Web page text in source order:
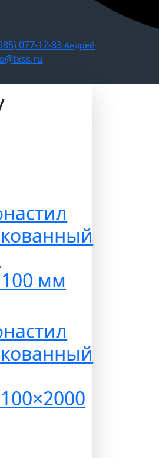
077-12-83 Андрей
мм